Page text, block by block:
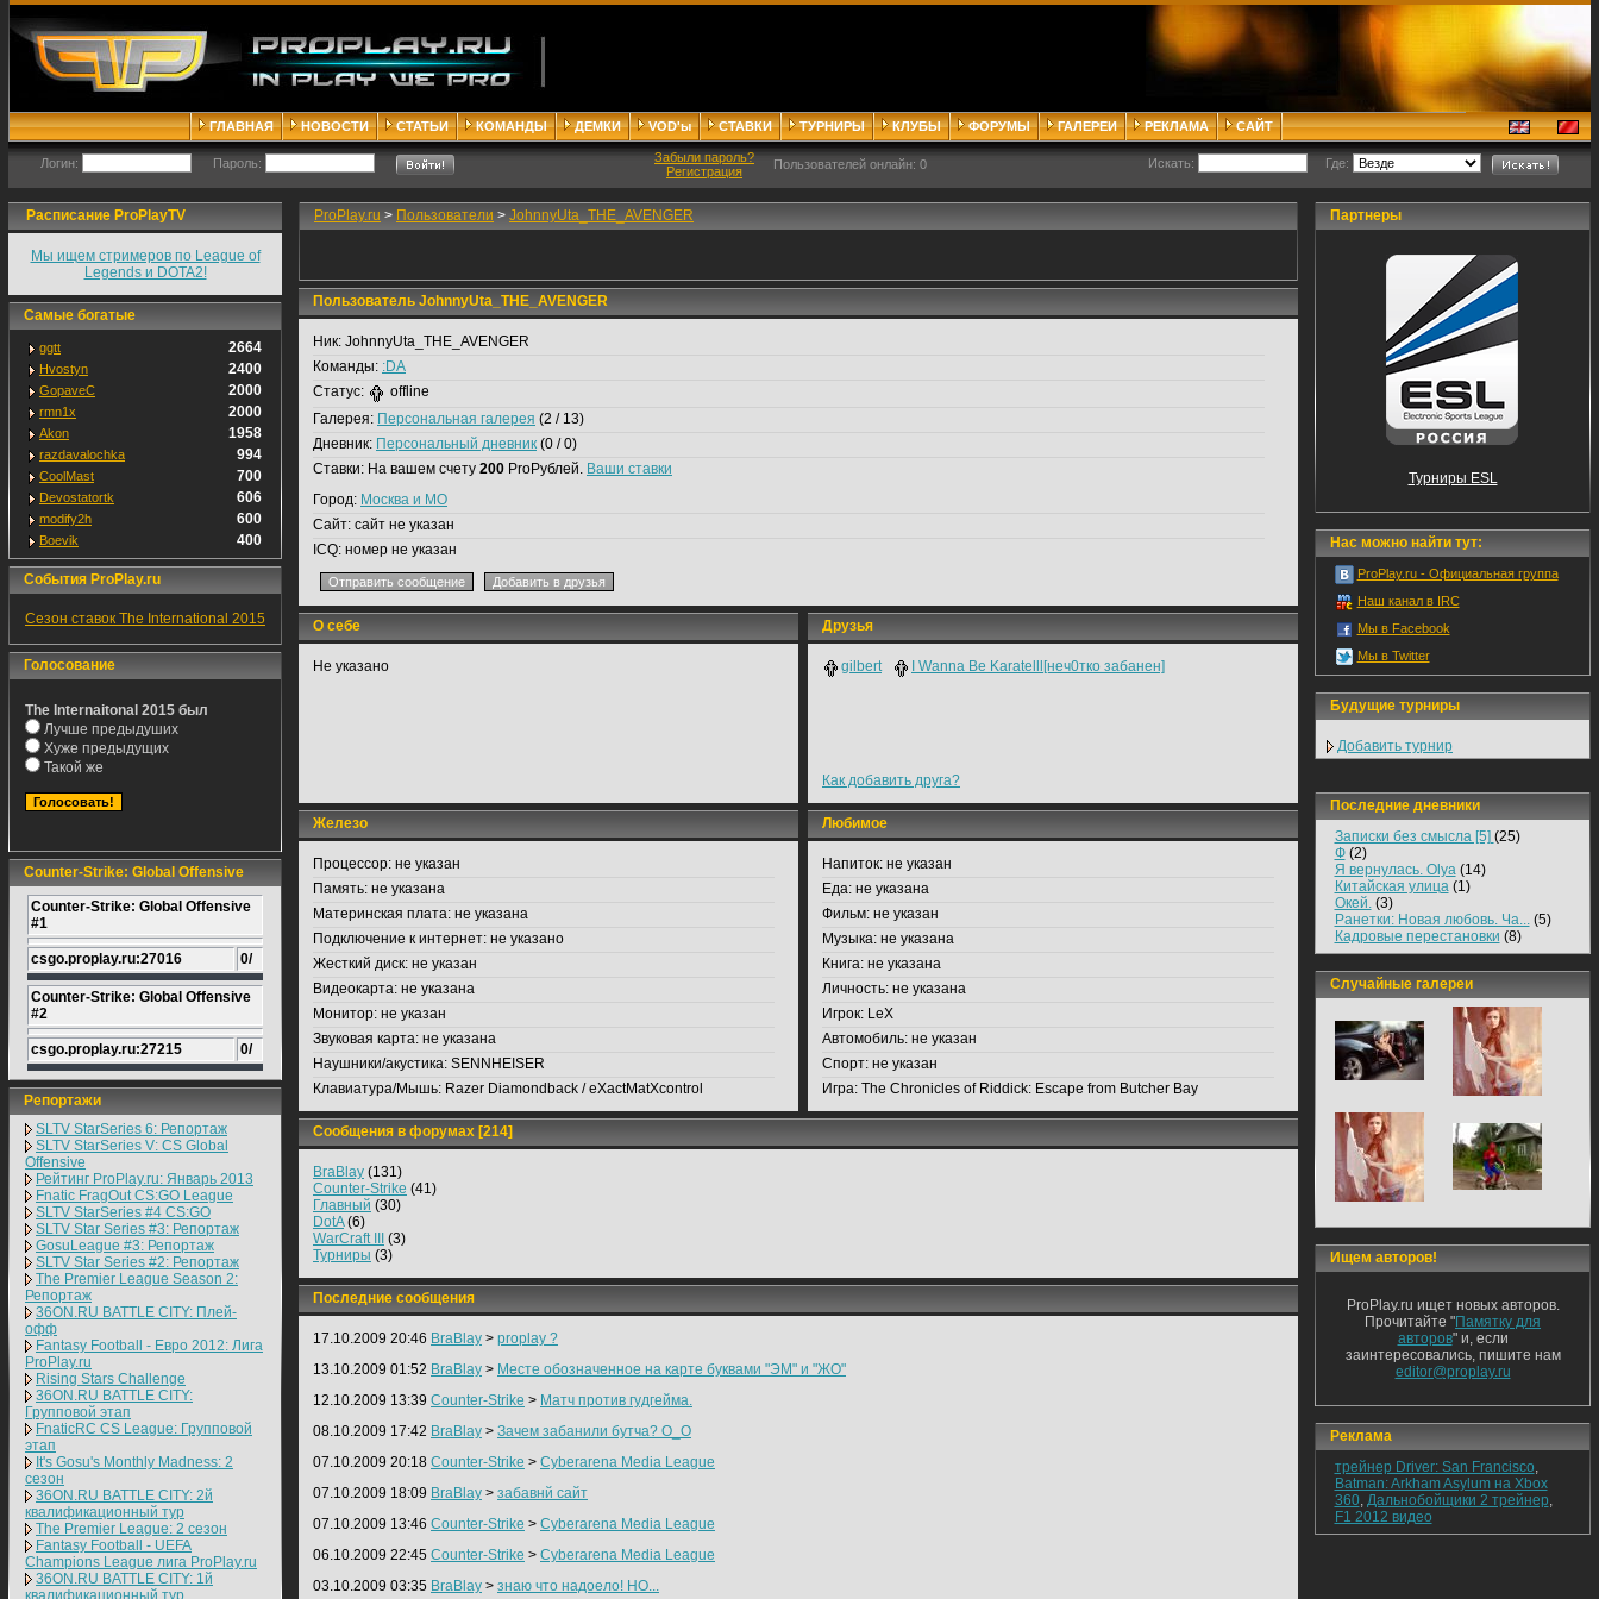
ГЛАВНАЯ НОВОСТИ СТАТЬИ КОМАНДЫ ДЕМКИ VOD'ы СТАВКИ ТУРНИРЫ КЛУБЫ ФОРУМЫ ГАЛЕРЕИ РЕКЛАМА САЙТ
Логин: Пароль:
Забыли пароль?
Регистрация
Пользователей онлайн: 0 Искать: Где:
Расписание ProPlayTV
Мы ищем стримеров по League of
Legends и DOTA2!
Самые богатые
ggtt 2664
Hvostyn 2400
GopaveC 2000
rmn1x 2000
Akon 1958
razdavalochka 994
CoolMast 700
Devostatortk 606
modify2h 600
Boevik 400
События ProPlay.ru
Сезон ставок The International 2015
Голосование
The Internaitonal 2015 был
Лучше предыдуших
Хуже предыдущих
Такой же
Counter-Strike: Global Offensive
Counter-Strike: Global Offensive
#1
csgo.proplay.ru:27016 0/
Counter-Strike: Global Offensive
#2
csgo.proplay.ru:27215 0/
Репортажи
SLTV StarSeries 6: Репортаж
SLTV StarSeries V: CS Global
Offensive
Рейтинг ProPlay.ru: Январь 2013
Fnatic FragOut CS:GO League
SLTV StarSeries #4 CS:GO
SLTV Star Series #3: Репортаж
GosuLeague #3: Репортаж
SLTV Star Series #2: Репортаж
The Premier League Season 2:
Репортаж
36ON.RU BATTLE CITY: Плей-
офф
Fantasy Football - Евро 2012: Лига
ProPlay.ru
Rising Stars Challenge
36ON.RU BATTLE CITY:
Групповой этап
FnaticRC CS League: Групповой
этап
It's Gosu's Monthly Madness: 2
сезон
36ON.RU BATTLE CITY: 2й
квалификационный тур
The Premier League: 2 cезон
Fantasy Football - UEFA
Champions League лига ProPlay.ru
36ON.RU BATTLE CITY: 1й
квалификационный тур
ProPlay.ru > Пользователи > JohnnyUta_THE_AVENGER
Пользователь JohnnyUta_THE_AVENGER
Ник: JohnnyUta_THE_AVENGER
Команды: :DA
Статус:
offline
Галерея: Персональная галерея (2 / 13)
Дневник: Персональный дневник (0 / 0)
Ставки: На вашем счету 200 ProРублей. Ваши ставки
Город: Москва и МО
Сайт: сайт не указан
ICQ: номер не указан
О себе
Не указано
Друзья
gilbert I Wanna Be Karatelll[неч0тко забанен]
Как добавить друга?
Железо
Процессор: не указан
Память: не указана
Материнская плата: не указана
Подключение к интернет: не указано
Жесткий диск: не указан
Видеокарта: не указана
Монитор: не указан
Звуковая карта: не указана
Наушники/акустика: SENNHEISER
Клавиатура/Мышь: Razer Diamondback / eXactMatXcontrol
Любимое
Напиток: не указан
Еда: не указана
Фильм: не указан
Музыка: не указана
Книга: не указана
Личность: не указана
Игрок: LeX
Автомобиль: не указан
Спорт: не указан
Игра: The Chronicles of Riddick: Escape from Butcher Bay
Сообщения в форумах [214]
BraBlay (131)
Counter-Strike (41)
Главный (30)
DotA(6)
WarCraft III
(3)
Турниры (3)
Последние сообщения
17.10.2009 20:46 BraBlay > proplay ?
13.10.2009 01:52 BraBlay > Месте обозначенное на карте буквами "ЭМ" и "ЖО"
12.10.2009 13:39 Counter-Strike > Матч против гудгейма.
08.10.2009 17:42 BraBlay > Зачем забанили бутча? О_О
07.10.2009 20:18 Counter-Strike > Cyberarena Media League
07.10.2009 18:09 BraBlay > забавнй сайт
07.10.2009 13:46 Counter-Strike > Cyberarena Media League
06.10.2009 22:45 Counter-Strike > Cyberarena Media League
03.10.2009 03:35 BraBlay > знаю что надоело! НО...
Партнеры
Турниры ESL
Нас можно найти тут:
ProPlay.ru - Официальная группа
Наш канал в IRC
Мы в Facebook
Мы в Twitter
Будущие турниры
Добавить турнир
Последние дневники
Записки без смысла [5] (25)
Ф(2)
Я вернулась. Olya(14)
Китайская улица(1)
Окей.(3)
Ранетки: Новая любовь. Ча...(5)
Кадровые перестановки (8)
Случайные галереи
Ищем авторов!
ProPlay.ru ищет новых авторов.
Прочитайте "Памятку для
авторов" и, если
заинтересовались, пишите нам
editor@proplay.ru
Реклама
трейнер Driver: San Francisco,
Batman: Arkham Asylum на Xbox
360, Дальнобойщики 2 трейнер,
F1 2012 видео